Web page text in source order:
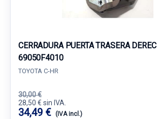
CERRADURA PUERTA TRASERA
69050F4010
TOYOTA C-HR
30,00 €
28,50 € sin IVA.
34,49 € (IVA incl.)